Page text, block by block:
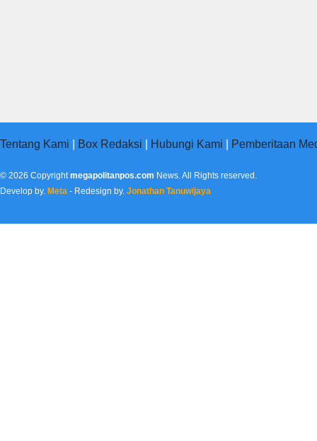
Tentang Kami Box Redaksi Hubungi Kami Pemberitaan
© 2026 Copyrightmegapolitanpos.com News. All Rights reserved.
Develop by. Meta - Redesign by. Jonathan Tanuwijaya